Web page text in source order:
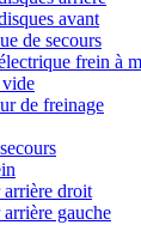
avant
de secours
frein à
vide
de freinage
arrière droit
gauche